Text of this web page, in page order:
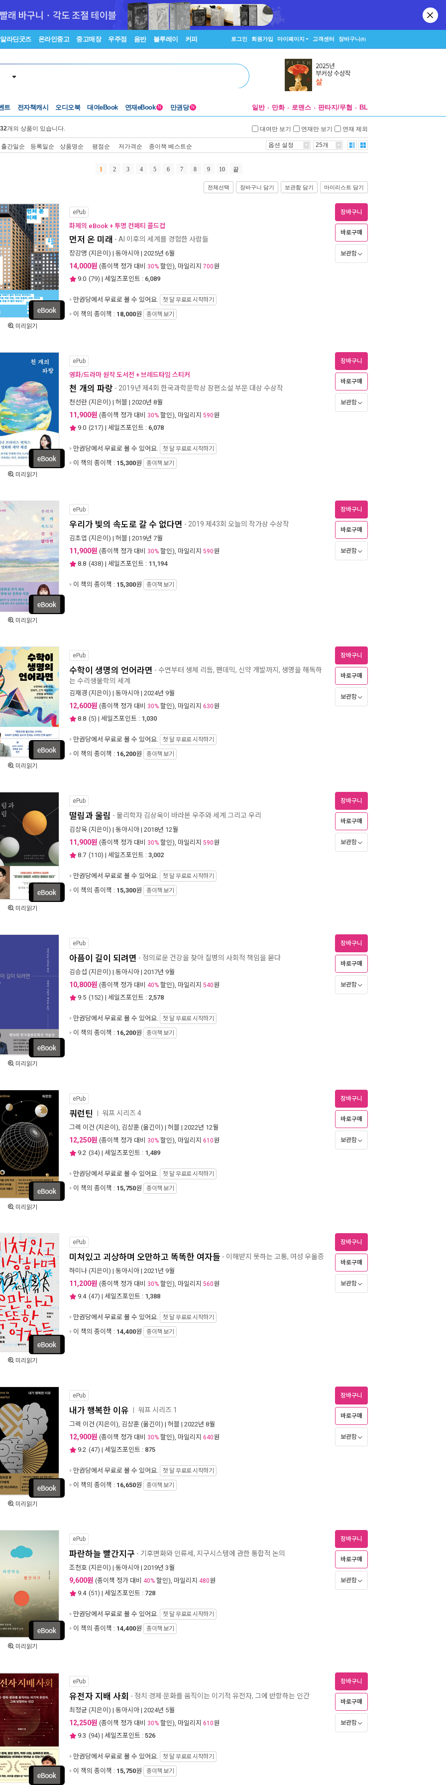
알라딘굿즈 온라인중고 중고매장 우주점 음반 블루레이 커피 로그인 회원가입 마이페이지 고객센터 장바구니(0)
트 전자책캐시 오디오북 대여eBook 연재eBook N 만권당 N 일반 만화 로맨스 판타지/무협 BL
개의 상품이 있습니다. 대여만 보기 연재만 보기 연재 제외
출간일순 등록일순 상품명순 평점순 저가격순 종이책 베스트순 옵션 설정 25개
1 2 3 4 5 6 7 8 9 10 끝
전체선택 장바구니 담기 보관함 담기 마이리스트 담기
미리읽기
ePub
화제의 eBook + 투명 컨페티 콜드컵
먼저 온 미래 - AI 이후의 세계를 경험한 사람들
장강명 (지은이) | 동아시아 | 2025년 6월
14,000원 (종이책 정가 대비 30% 할인), 마일리지 700원
9.0 (79) | 세일즈포인트 : 6,089
만권당에서 무료로 볼 수 있어요. 첫 달 무료로 시작하기
이 책의 종이책 : 18,000원 종이책 보기
장바구니
바로구매
보관함
미리읽기
ePub
영화/드라마 원작 도서전 + 브레드타임 스티커
천 개의 파랑 - 2019년 제4회 한국과학문학상 장편소설 부문 대상 수상작
천선란 (지은이) | 허블 | 2020년 8월
11,900원 (종이책 정가 대비 30% 할인), 마일리지 590원
9.0 (217) | 세일즈포인트 : 6,078
만권당에서 무료로 볼 수 있어요. 첫 달 무료로 시작하기
이 책의 종이책 : 15,300원 종이책 보기
장바구니
바로구매
보관함
미리읽기
ePub
우리가 빛의 속도로 갈 수 없다면 - 2019 제43회 오늘의 작가상 수상작
김초엽 (지은이) | 허블 | 2019년 7월
11,900원 (종이책 정가 대비 30% 할인), 마일리지 590원
8.8 (438) | 세일즈포인트 : 11,194
이 책의 종이책 : 15,300원 종이책 보기
장바구니
바로구매
보관함
미리읽기
ePub
수학이 생명의 언어라면 - 수면부터 생체 리듬, 팬데믹, 신약 개발까지, 생명을 해독하
는 수리생물학의 세계
김재경 (지은이) | 동아시아 | 2024년 9월
12,600원 (종이책 정가 대비 30% 할인), 마일리지 630원
8.8 (5) | 세일즈포인트 : 1,030
만권당에서 무료로 볼 수 있어요. 첫 달 무료로 시작하기
이 책의 종이책 : 16,200원 종이책 보기
장바구니
바로구매
보관함
미리읽기
ePub
떨림과 울림 - 물리학자 김상욱이 바라본 우주와 세계 그리고 우리
김상욱 (지은이) | 동아시아 | 2018년 12월
11,900원 (종이책 정가 대비 30% 할인), 마일리지 590원
8.7 (110) | 세일즈포인트 : 3,002
만권당에서 무료로 볼 수 있어요. 첫 달 무료로 시작하기
이 책의 종이책 : 15,300원 종이책 보기
장바구니
바로구매
보관함
미리읽기
ePub
아픔이 길이 되려면 - 정의로운 건강을 찾아 질병의 사회적 책임을 묻다
김승섭 (지은이) | 동아시아 | 2017년 9월
10,800원 (종이책 정가 대비 40% 할인), 마일리지 540원
9.5 (152) | 세일즈포인트 : 2,578
만권당에서 무료로 볼 수 있어요. 첫 달 무료로 시작하기
이 책의 종이책 : 16,200원 종이책 보기
장바구니
바로구매
보관함
미리읽기
ePub
쿼런틴 워프 시리즈 4
그렉 이건 (지은이), 김상훈 (옮긴이) | 허블 | 2022년 12월
12,250원 (종이책 정가 대비 30% 할인), 마일리지 610원
9.2 (34) | 세일즈포인트 : 1,489
만권당에서 무료로 볼 수 있어요. 첫 달 무료로 시작하기
이 책의 종이책 : 15,750원 종이책 보기
장바구니
바로구매
보관함
미리읽기
ePub
미쳐있고 괴상하며 오만하고 똑똑한 여자들 - 이해받지 못하는 고통, 여성 우울증
하미나 (지은이) | 동아시아 | 2021년 9월
11,200원 (종이책 정가 대비 30% 할인), 마일리지 560원
9.4 (47) | 세일즈포인트 : 1,388
만권당에서 무료로 볼 수 있어요. 첫 달 무료로 시작하기
이 책의 종이책 : 14,400원 종이책 보기
장바구니
바로구매
보관함
미리읽기
ePub
내가 행복한 이유 워프 시리즈 1
그렉 이건 (지은이), 김상훈 (옮긴이) | 허블 | 2022년 8월
12,900원 (종이책 정가 대비 30% 할인), 마일리지 640원
9.2 (47) | 세일즈포인트 : 875
만권당에서 무료로 볼 수 있어요. 첫 달 무료로 시작하기
이 책의 종이책 : 16,650원 종이책 보기
장바구니
바로구매
보관함
미리읽기
ePub
파란하늘 빨간지구 - 기후변화와 인류세, 지구시스템에 관한 통합적 논의
조천호 (지은이) | 동아시아 | 2019년 3월
9,600원 (종이책 정가 대비 40% 할인), 마일리지 480원
9.4 (51) | 세일즈포인트 : 728
만권당에서 무료로 볼 수 있어요. 첫 달 무료로 시작하기
이 책의 종이책 : 14,400원 종이책 보기
장바구니
바로구매
보관함
ePub
유전자 지배 사회 - 정치·경제·문화를 움직이는 이기적 유전자, 그에 반항하는 인간
최정균 (지은이) | 동아시아 | 2024년 5월
12,250원 (종이책 정가 대비 30% 할인), 마일리지 610원
9.3 (94) | 세일즈포인트 : 526
만권당에서 무료로 볼 수 있어요. 첫 달 무료로 시작하기
이 책의 종이책 : 15,750원 종이책 보기
장바구니
바로구매
보관함